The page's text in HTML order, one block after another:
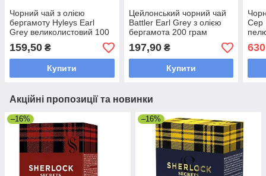
Чорний чай з олією
бергамоту Hyleys Earl
Grey великолистовий 100
грамів
159,50 ₴
Купити
Цейлонський чорний чай
Battler Earl Grey з олією
бергамота 200 грам
197,90₴
Купити
Сер
грам
Акційні пропозиції та новинки
–16% –16%